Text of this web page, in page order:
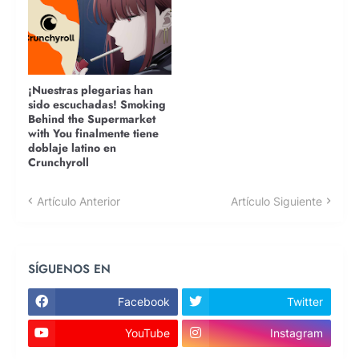
¡Nuestras plegarias han
sido escuchadas! Smoking
Behind the Supermarket
with You finalmente tiene
doblaje latino en
Crunchyroll
Artículo Anterior Artículo Siguiente
SÍGUENOS EN
Facebook Twitter
YouTube Instagram